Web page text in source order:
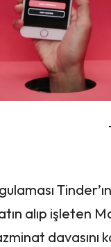
alıp işleten
davasını